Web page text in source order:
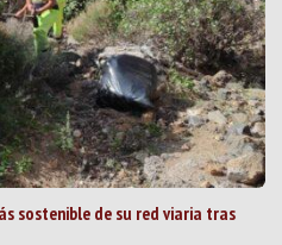
sostenible de su red viaria tras